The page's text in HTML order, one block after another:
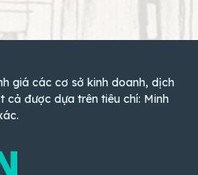
giá các cơ sở kinh doanh, dịch
cả được dựa trên tiêu chí: Minh